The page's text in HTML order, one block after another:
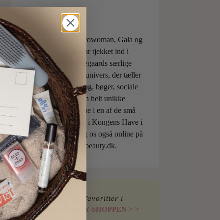
ELLE, Vogue, Eurowoman, Gala og
Aftonbladet har tjekket ind i
Charlotte Torpegaards særlige
ILOVEBEAUTYunivers, der tæller
både skønhedsblog, bøger, sociale
medier og den helt unikke
skønhedsboutique i en af de små
berømte pavilloner i Kongens Have i
København. Besøg os også online på
shop.ilovebeauty.dk.
Find mine favoritter i
I LOVE BEAUTY-SHOPPEN > >